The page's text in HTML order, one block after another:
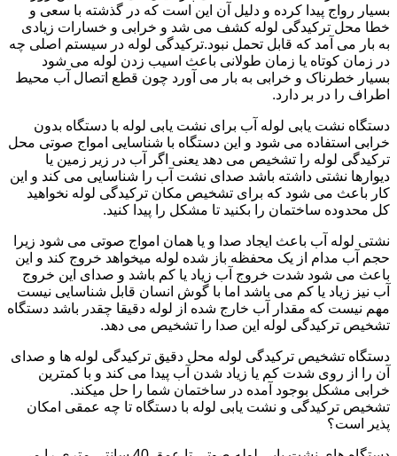
بسیار رواج پیدا کرده و دلیل آن این است که در گذشته با سعی و
خطا محل ترکیدگی لوله کشف می شد و خرابی و خسارات زیادی
به بار می آمد که قابل تحمل نبود.ترکیدگی لوله در سیستم اصلی چه
در زمان کوتاه یا زمان طولانی باعث اسیب زدن لوله می شود
بسیار خطرناک و خرابی به بار می آورد چون قطع اتصال آب محیط
اطراف را در بر دارد.
دستگاه نشت یابی لوله آب برای نشت یابی لوله با دستگاه بدون
خرابی استفاده می شود و این دستگاه با شناسایی امواج صوتی محل
ترکیدگی لوله را تشخیص می دهد یعنی اگر آب در زیر زمین یا
دیوارها نشتی داشته باشد صدای نشت آب را شناسایی می کند و این
کار باعث می شود که برای تشخیص مکان ترکیدگی لوله نخواهید
کل محدوده ساختمان را بکنید تا مشکل را پیدا کنید.
نشتی لوله آب باعث ایجاد صدا و یا همان امواج صوتی می شود زیرا
حجم آب مدام از یک محفظه باز شده لوله میخواهد خروج کند و این
باعث می شود شدت خروج آب زیاد یا کم باشد و صدای این خروج
آب نیز زیاد یا کم می باشد اما با گوش انسان قابل شناسایی نیست
مهم نیست که مقدار آب خارج شده از لوله دقیقا چقدر باشد دستگاه
تشخیص ترکیدگی لوله این صدا را تشخیص می دهد.
دستگاه تشخیص ترکیدگی لوله محل دقیق ترکیدگی لوله ها و صدای
آن را از روی شدت کم یا زیاد شدن آب پیدا می کند و با کمترین
خرابی مشکل بوجود آمده در ساختمان شما را حل میکند.
تشخیص ترکیدگی و نشت یابی لوله با دستگاه تا چه عمقی امکان
پذیر است؟